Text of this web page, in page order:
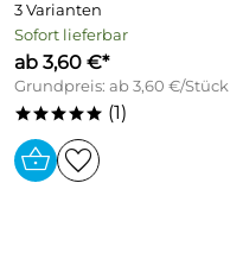
3 Varianten
Sofort lieferbar
ab 3,60 €*
Grundpreis: ab 3,60 €/Stück
***** (1)